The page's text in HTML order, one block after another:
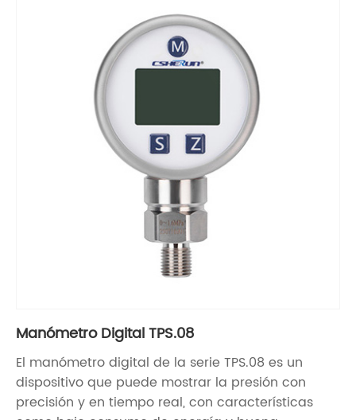
Manómetro Digital TPS.08
El manómetro digital de la serie TPS.08 es un
dispositivo que puede mostrar la presión con
precisión y en tiempo real, con características